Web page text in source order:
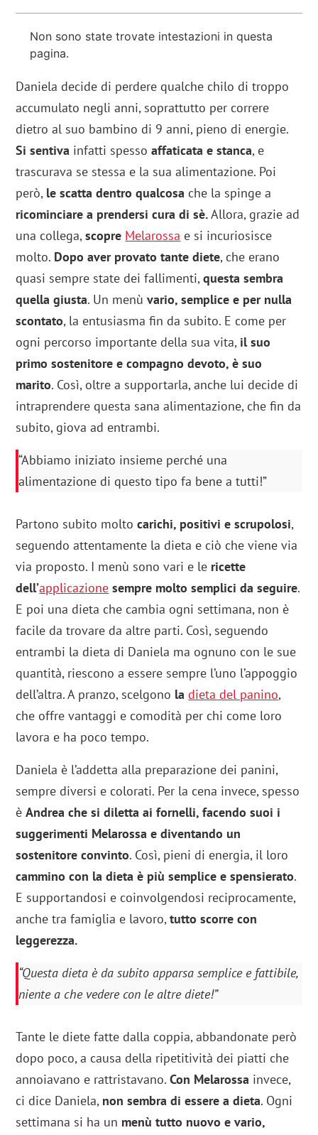
Non sono state trovate intestazioni in questa
pagina.
Daniela decide di perdere qualche chilo di troppo
accumulato negli anni, soprattutto per correre
dietro al suo bambino di 9 anni, pieno di energie.
Si sentiva infatti spessoaffaticata e stanca, e
trascurava se stessa e la sua alimentazione. Poi
però, le scatta dentro qualcosa che la spinge a
ricominciare a prendersi cura di sè.Allora, grazie ad
una collega,scopre Melarossa e si incuriosisce
molto. Dopo aver provato tante diete, che erano
quasi sempre state dei fallimenti,questa sembra
quella giusta. Un menùvario, semplice e per nulla
scontato, la entusiasma fin da subito. E come per
ogni percorso importante della sua vita, il suo
primo sostenitore e compagno devoto, è suo
marito. Così, oltre a supportarla, anche lui decide di
intraprendere questa sana alimentazione, che fin da
subito, giova ad entrambi.
“Abbiamo iniziato insieme perché una
alimentazione di questo tipo fa bene a tutti!”
Partono subito moltocarichi, positivi e scrupolosi,
seguendo attentamente la dieta e ciò che viene via
via proposto. I menù sono vari e le ricette
dell’applicazione sempre molto semplici da seguire.
E poi una dieta che cambia ogni settimana, non è
facile da trovare da altre parti. Così, seguendo
entrambi la dieta di Daniela ma ognuno con le sue
quantità, riescono a essere sempre l’uno l’appoggio
dell’altra. A pranzo, scelgono ladieta del panino,
che offre vantaggi e comodità per chi come loro
lavora e ha poco tempo.
Daniela è l’addetta alla preparazione dei panini,
sempre diversi e colorati. Per la cena invece, spesso
èAndrea che si diletta ai fornelli, facendo suoi i
suggerimenti Melarossa e diventando un
sostenitore convinto. Così, pieni di energia, il loro
cammino con la dieta è più semplice e spensierato.
E supportandosi e coinvolgendosi reciprocamente,
anche tra famiglia e lavoro,tutto scorre con
leggerezza.
“Questa dieta è da subito apparsa semplice e fattibile,
niente a che vedere con le altre diete!”
Tante le diete fatte dalla coppia, abbandonate però
dopo poco, a causa della ripetitività dei piatti che
annoiavano e rattristavano.Con Melarossa invece,
ci dice Daniela, non sembra di essere a dieta. Ogni
settimana si ha un menù tutto nuovo e vario,